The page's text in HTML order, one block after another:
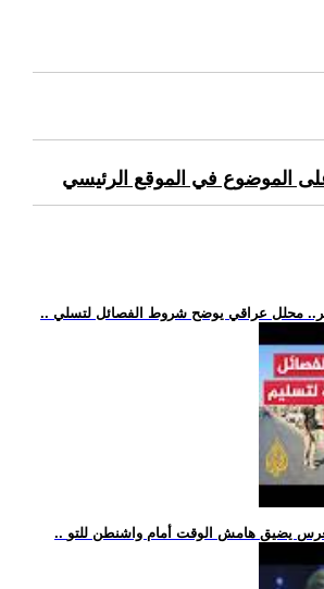
الموضوع في الموقع الرئيسي
محلل عراقي يوضح شروط الفصائل لتسلي
يضيق هامش الوقت أمام واشنطن للتو